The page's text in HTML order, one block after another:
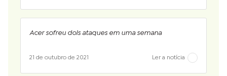
Acer sofreu dois ataques em uma semana
21 de outubro de 2021 Ler a notícia